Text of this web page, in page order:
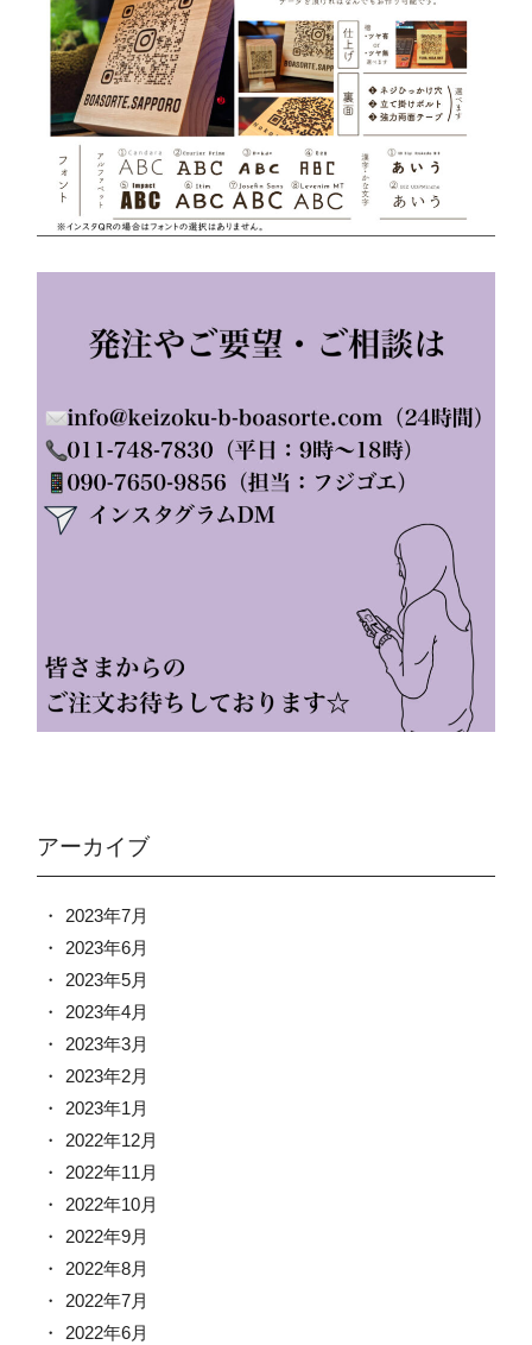
アーカイブ
2023年7月
2023年6月
2023年5月
2023年4月
2023年3月
2023年2月
2023年1月
2022年12月
2022年11月
2022年10月
2022年9月
2022年8月
2022年7月
2022年6月